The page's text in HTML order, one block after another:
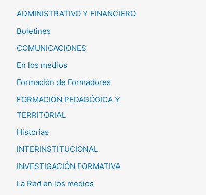
ADMINISTRATIVO Y FINANCIERO
Boletines
COMUNICACIONES
En los medios
Formación de Formadores
FORMACIÓN PEDAGÓGICA Y
TERRITORIAL
Historias
INTERINSTITUCIONAL
INVESTIGACIÓN FORMATIVA
La Red en los medios